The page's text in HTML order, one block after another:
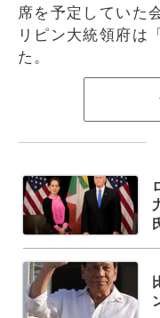
席を予定していた
リピン大統領府は
た。